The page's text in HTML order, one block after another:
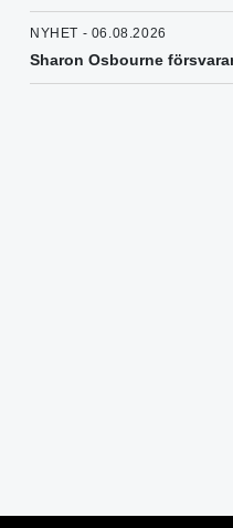
NYHET - 06.08.2026
Sharon Osbourne